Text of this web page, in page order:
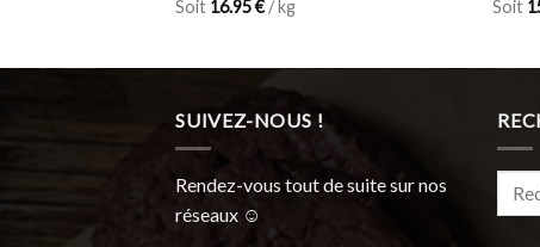
Soit 16.95€/ kg Soit
SUIVEZ-NOUS !
Rendez-vous tout de suite sur nos
réseaux ☺︎
pour :